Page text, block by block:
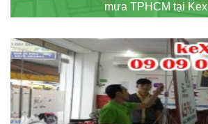
mưa TPHCM tại Kex